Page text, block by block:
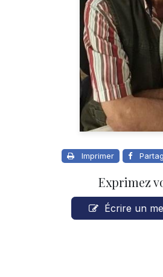
Imprimer
Exprimez
Écrire un